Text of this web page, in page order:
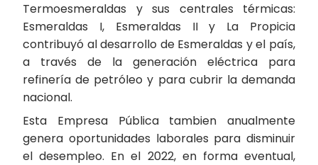
Termoesmeraldas y sus centrales térmicas:
Esmeraldas I, Esmeraldas II y La Propicia
contribuyó al desarrollo de Esmeraldas y el país,
a través de la generación eléctrica para
refinería de petróleo y para cubrir la demanda
nacional.
Esta Empresa Pública tambien anualmente
genera oportunidades laborales para disminuir
el desempleo. En el 2022, en forma eventual,